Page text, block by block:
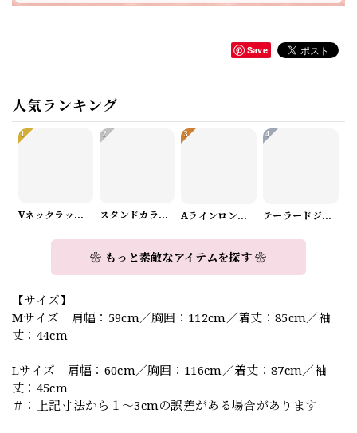
Save
人気ランキング
1
Vネックラップデザインニット（3color） A1008
2
スタンドカラーロングスリーブリボンブラウス（3color） A1126
3
Aラインロングワンピース（2color） A0908
4
テーラードジャケット＆ワイドパンツスーツwithスカーフ A0987
❀ もっと素敵なアイテムを探す ❀
【サイズ】
Mサイズ 肩幅：59cm／胸囲：112cm／着丈：85cm／袖
丈：44cm
Lサイズ 肩幅：60cm／胸囲：116cm／着丈：87cm／袖
丈：45cm
＃：上記寸法から１～3cmの誤差がある場合があります